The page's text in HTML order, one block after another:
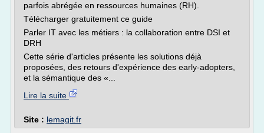
parfois abrégée en ressources humaines (RH).
Télécharger gratuitement ce guide
Parler IT avec les métiers : la collaboration entre DSI et
DRH
Cette série d'articles présente les solutions déjà
proposées, des retours d'expérience des early-adopters,
et la sémantique des «...
Lire la suite
Site : lemagit.fr